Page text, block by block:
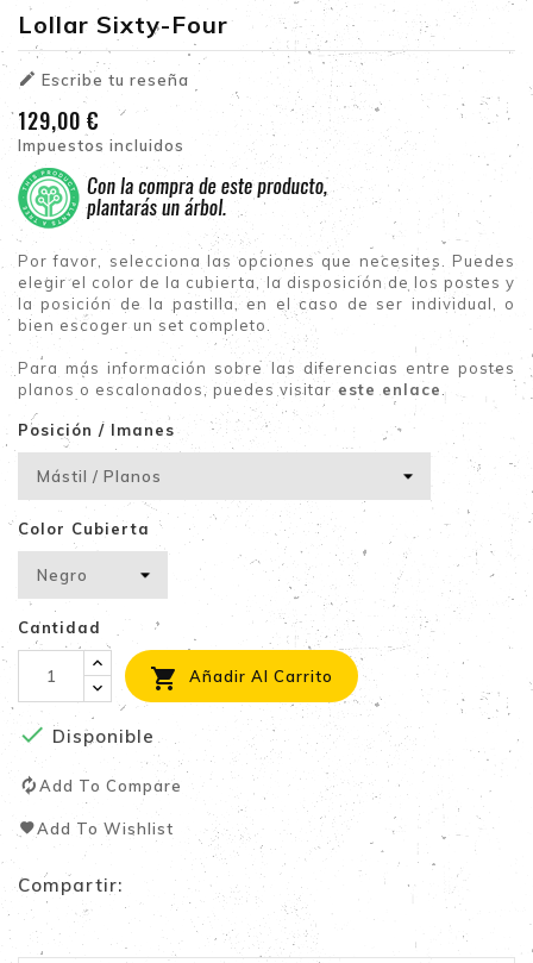
Lollar Sixty-Four
 Escribe tu reseña
129,00 €
Impuestos incluidos
Por favor, selecciona las opciones que necesites. Puedes
elegir el color de la cubierta, la disposición de los postes y
la posición de la pastilla, en el caso de ser individual, o
bien escoger un set completo.
Para más información sobre las diferencias entre postes
planos o escalonados, puedes visitar este enlace
Posición / Imanes
Color Cubierta
Cantidad
 Añadir Al Carrito
 Disponible
Add To Compare
Add To Wishlist
Compartir: